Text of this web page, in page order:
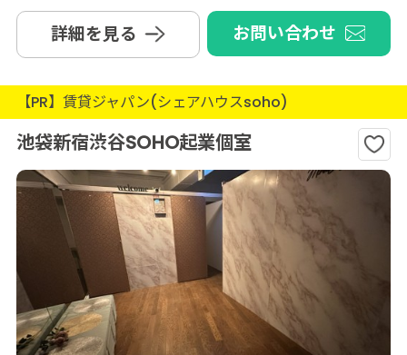
詳細を見る お問い合わせ
【PR】賃貸ジャパン(シェアハウスsoho)
池袋新宿渋谷SOHO起業個室